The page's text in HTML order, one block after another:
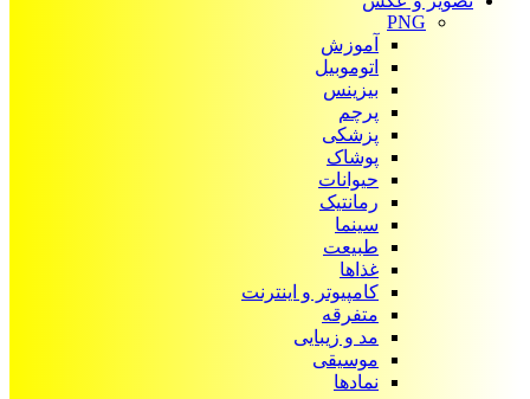
PNG
آموزش
اتوموبیل
بیزینس
پرچم
پزشکی
پوشاک
حیوانات
رمانتیک
سینما
طبیعت
غذاها
کامپیوتر و اینترنت
متفرقه
مد و زیبایی
موسیقی
نمادها